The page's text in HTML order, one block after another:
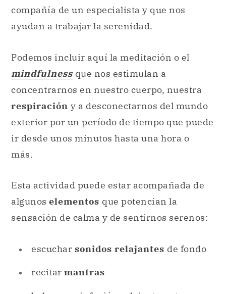
compañía de un especialista y que nos
ayudan a trabajar la serenidad.
Podemos incluir aquí la meditación o el
mindfulnessque nos estimulan a
concentrarnos en nuestro cuerpo, nuestra
respiración y a desconectarnos del mundo
exterior por un período de tiempo que puede
ir desde unos minutos hasta una hora o
más.
Esta actividad puede estar acompañada de
algunos elementos que potencian la
sensación de calma y de sentirnos serenos:
escuchar sonidos relajantes de fondo
recitar mantras